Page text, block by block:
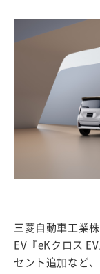
三菱自動車工業
EV『eKクロス
セント追加など